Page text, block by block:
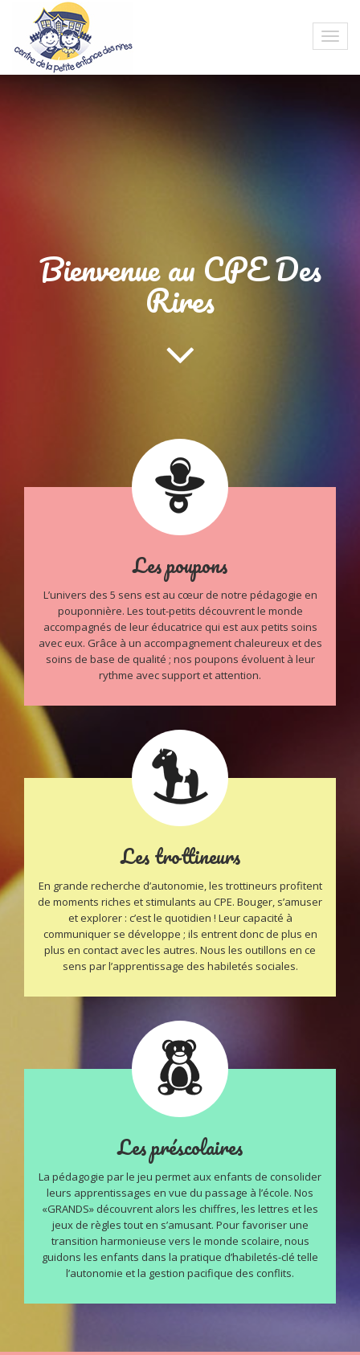
Bienvenue au CPE Des
Rires
Les poupons
L’univers des 5 sens est au cœur de notre pédagogie en
pouponnière. Les tout-petits découvrent le monde
accompagnés de leur éducatrice qui est aux petits soins
avec eux. Grâce à un accompagnement chaleureux et des
soins de base de qualité ; nos poupons évoluent à leur
rythme avec support et attention.
Les trottineurs
En grande recherche d’autonomie, les trottineurs profitent
de moments riches et stimulants au CPE. Bouger, s’amuser
et explorer : c’est le quotidien ! Leur capacité à
communiquer se développe ; ils entrent donc de plus en
plus en contact avec les autres. Nous les outillons en ce
sens par l’apprentissage des habiletés sociales.
Les préscolaires
La pédagogie par le jeu permet aux enfants de consolider
leurs apprentissages en vue du passage à l’école. Nos
«GRANDS» découvrent alors les chiffres, les lettres et les
jeux de règles tout en s’amusant. Pour favoriser une
transition harmonieuse vers le monde scolaire, nous
guidons les enfants dans la pratique d’habiletés-clé telle
l’autonomie et la gestion pacifique des conflits.